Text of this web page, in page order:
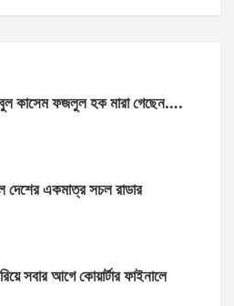
কাসেম ফজলুল হক মারা গেছেন….
দেশের একমাত্র সচল রাডার
সবার আগে কোয়ার্টার ফাইনালে